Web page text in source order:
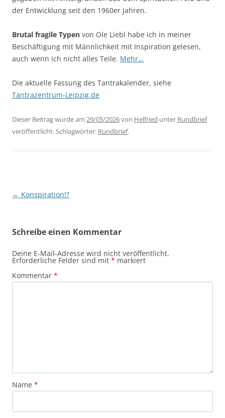
der Entwicklung seit den 1960er Jahren.
Brutal fragile Typen von Ole Liebl habe ich in meiner
Beschäftigung mit Männlichkeit mit Inspiration gelesen,
auch wenn ich nicht alles Teile. Mehr…
Die aktuelle Fassung des Tantrakalender, siehe
Tantrazentrum-Leipzig.de
Dieser Beitrag wurde am 29/05/2026von Helfried unter Rundbrief
veröffentlicht. Schlagwörter: Rundbrief.
Beitragsnavigation
← Konspiration!?
Schreibe einen Kommentar
Deine E-Mail-Adresse wird nicht veröffentlicht.
Erforderliche Felder sind mit * markiert
Kommentar *
Name *